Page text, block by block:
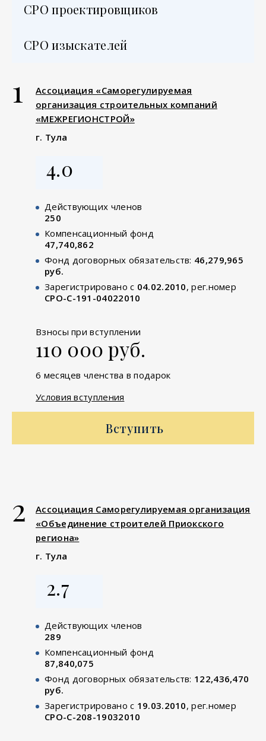
СРО проектировщиков
СРО изыскателей
1
Ассоциация «Саморегулируемая
организация строительных компаний
«МЕЖРЕГИОНСТРОЙ»
г. Тула
4.0
Действующих членов
250
Компенсационный фонд
47,740,862
Фонд договорных обязательств: 46,279,965
руб.
Зарегистрировано с 04.02.2010, рег.номер
СРО-С-191-04022010
Взносы при вступлении
110 000 руб.
6 месяцев членства в подарок
Условия вступления
Вступить
2
Ассоциация Саморегулируемая организация
«Объединение строителей Приокского
региона»
г. Тула
2.7
Действующих членов
289
Компенсационный фонд
87,840,075
Фонд договорных обязательств: 122,436,470
руб.
Зарегистрировано с 19.03.2010, рег.номер
СРО-С-208-19032010